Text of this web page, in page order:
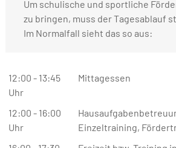
Um schulische und sportliche
zu bringen, muss der Tagesablauf
Im Normalfall sieht das so aus:
12:00 - 13:45
Uhr
Mittagessen
12:00 - 16:00
Uhr
Einzeltraining,